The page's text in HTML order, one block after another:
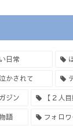
日常
かされて
ジン 【２人
語 フォロ